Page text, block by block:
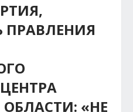
ПРАВЛЕНИЯ
«НЕ